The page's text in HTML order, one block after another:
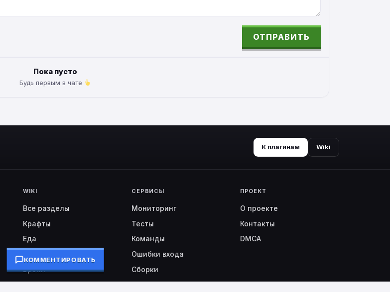
ОТПРАВИТЬ
Пока пусто
Будь первым в чате
К плагинам Wiki
WIKI
Все разделы
Крафты
Еда
Броня
СЕРВИСЫ
Мониторинг
Тесты
Команды
Ошибки входа
Сборки
ПРОЕКТ
О проекте
Контакты
DMCA
КОММЕНТИРОВАТЬ